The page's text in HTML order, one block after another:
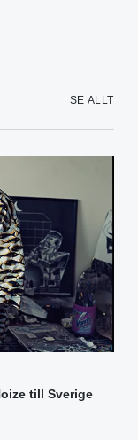
SE ALLT
till Sverige